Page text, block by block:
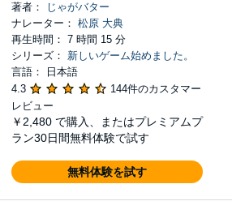
著者：
じゃがバター
ナレーター： 松原 大典
再生時間： 7 時間 15 分
シリーズ： 新しいゲーム始めました。
言語： 日本語
4.3
144件のカスタマー
レビュー
￥2,480 で購入、またはプレミアムプ
ラン30日間無料体験で試す
無料体験を試す